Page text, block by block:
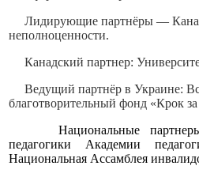
Лидирующие партнёры —
неполноценности.
Канадский партнер:
Ведущий партнёр в Украине:
благотворительный фонд «Крок
Национальные партнеры:
педагогики Академии
Национальная Ассамблея